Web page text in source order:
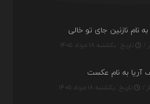
نام نازنین جای تو خالی
تاریخ : یکشنبه ۱۸ مرداد ۱۴۰۵
آریا به نام عکست
تاریخ : یکشنبه ۱۸ مرداد ۱۴۰۵